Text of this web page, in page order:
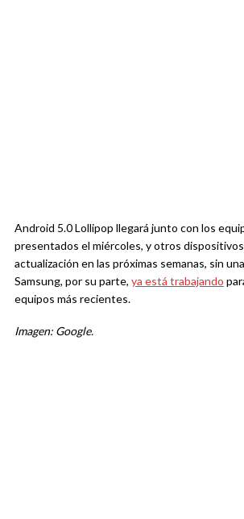
Android 5.0 Lollipop llegará junto con los
presentados el miércoles, y otros
actualización en las próximas semanas, sin
Samsung, por su parte, ya está trabajando
equipos más recientes.
Imagen: Google.